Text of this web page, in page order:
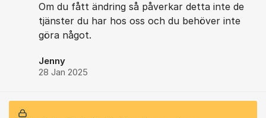
Om du fått ändring så påverkar detta inte de
tjänster du har hos oss och du behöver inte
göra något.
Jenny
28 Jan 2025